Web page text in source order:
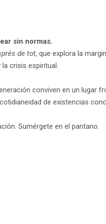
sin normas.
de tot, que explora la
crisis espiritual.
conviven en un lugar
de existencias
Sumérgete en el pantano.